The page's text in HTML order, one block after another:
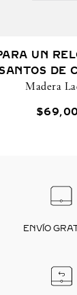
UN
DE
Madera
$69,
ENVÍO